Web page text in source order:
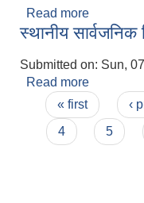
Read more
स्थानीय सार्वजनिक
Submitted on: Sun,
Read more
Pages
« first ‹
4
5